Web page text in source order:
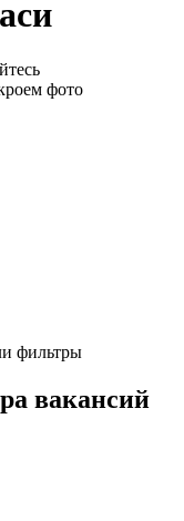
фото
фильтры
вакансий